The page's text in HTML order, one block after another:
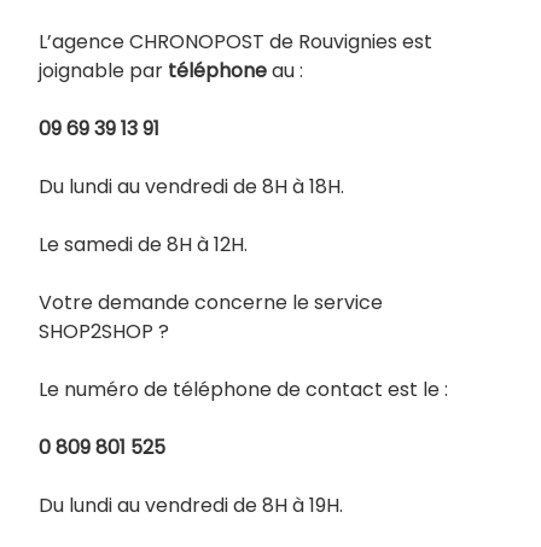
L’agence CHRONOPOST de Rouvignies est
joignable par téléphoneau :
09 69 39 13 91
Du lundi au vendredi de 8H à 18H.
Le samedi de 8H à 12H.
Votre demande concerne le service
SHOP2SHOP ?
Le numéro de téléphone de contact est le :
0 809 801 525
Du lundi au vendredi de 8H à 19H.